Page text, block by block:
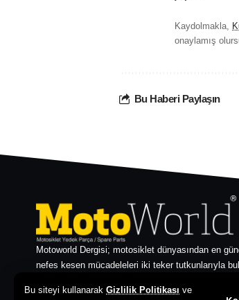
Bu siteyi kullanarak Gizlilik Politikası ve
Kaydolmakla,
onaylamış
Bu Haberi Paylaşın
Motoworld Dergisi; motosiklet dünyasından en
nefes kesen mücadeleleri iki teker tutkunlarıyla
zengin E-Dergi arşivimizle motosiklet kültürünü
her zaman bir adım önde çıkın!